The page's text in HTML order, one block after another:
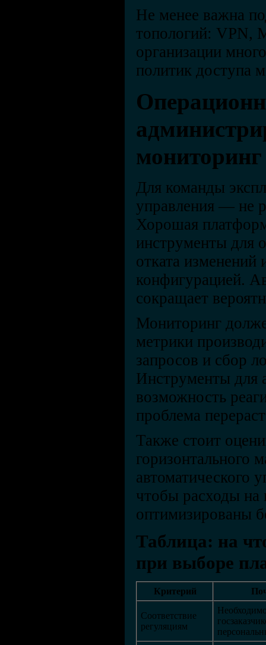
Не менее важна
топологий: VPN,
организации
политик доступа
мониторинг
Для команды
управления — не
Хорошая
инструменты для
отката изменений
конфигурацией.
сокращает
Мониторинг
метрики
запросов и сбор
Инструменты для
возможность
проблема
Также стоит
горизонтального
автоматического
чтобы расходы на
оптимизированы
Таблица: на
при выборе
Критерий
Соответствие
регуляциям